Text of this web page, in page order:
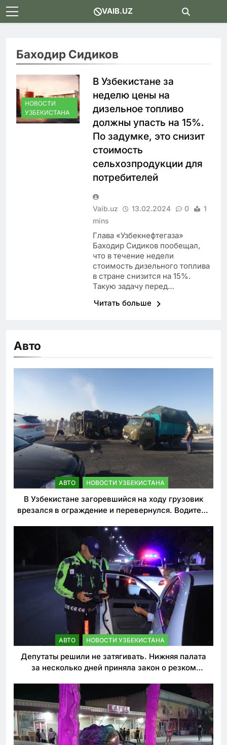
Skip
to
VAIB.UZ
Баходир Сидиков
НОВОСТИ
УЗБЕКИСТАНА
В Узбекистане за
неделю цены на
дизельное топливо
должны упасть на 15%.
По задумке, это снизит
стоимость
сельхозпродукции для
потребителей
Vaib.uz 13.02.2024 0
1
mins
Глава «Узбекнефтегаза»
Баходир Сидиков пообещал,
что в течение недели
стоимость дизельного топлива
в стране снизится на 15%.
Такую задачу перед…
Читать больше
Авто
АВТО НОВОСТИ УЗБЕКИСТАНА
В Узбекистане загоревшийся на ходу грузовик
врезался в ограждение и перевернулся. Водитель
АВТО НОВОСТИ УЗБЕКИСТАНА
Депутаты решили не затягивать. Нижняя палата
за несколько дней приняла закон о резком